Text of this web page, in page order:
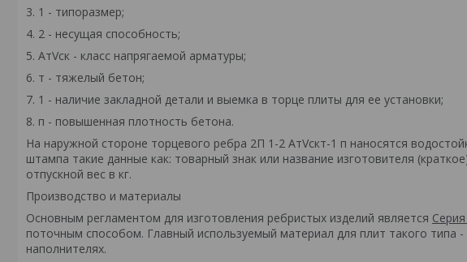
3. 1 - типоразмер;
4. 2 - несущая способность;
5. AтVск - класс напрягаемой арматуры;
6. т - тяжелый бетон;
7. 1 - наличие закладной детали и выемка в торце плиты для ее установки;
8. п - повышенная плотность бетона.
На наружной стороне торцевого ребра 2П 1-2 АтVскт-1 п наносятся
штампа такие данные как: товарный знак или название изготовителя
отпускной вес в кг.
Производство и материалы
Основным регламентом для изготовления ребристых изделий является
поточным способом. Главный используемый материал для плит такого типа
наполнителях.